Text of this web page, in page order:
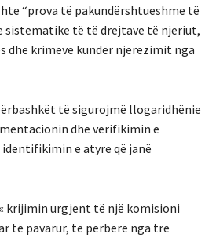
“prova të pakundërshtueshme të
sistematike të të drejtave të njeriut,
dhe krimeve kundër njerëzimit nga
të sigurojmë llogaridhënie
dhe verifikimin e
identifikimin e atyre që janë
krijimin urgjent të një komisioni
të pavarur, të përbërë nga tre